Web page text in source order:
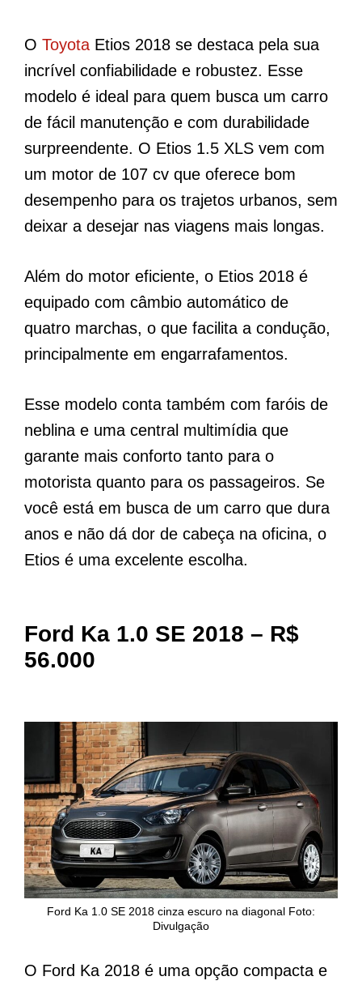
O Toyota Etios 2018 se destaca pela sua
incrível confiabilidade e robustez. Esse
modelo é ideal para quem busca um carro
de fácil manutenção e com durabilidade
surpreendente. O Etios 1.5 XLS vem com
um motor de 107 cv que oferece bom
desempenho para os trajetos urbanos, sem
deixar a desejar nas viagens mais longas.
Além do motor eficiente, o Etios 2018 é
equipado com câmbio automático de
quatro marchas, o que facilita a condução,
principalmente em engarrafamentos.
Esse modelo conta também com faróis de
neblina e uma central multimídia que
garante mais conforto tanto para o
motorista quanto para os passageiros. Se
você está em busca de um carro que dura
anos e não dá dor de cabeça na oficina, o
Etios é uma excelente escolha.
Ford Ka 1.0 SE 2018 – R$
56.000
Ford Ka 1.0 SE 2018 cinza escuro na diagonal Foto:
Divulgação
O Ford Ka 2018 é uma opção compacta e